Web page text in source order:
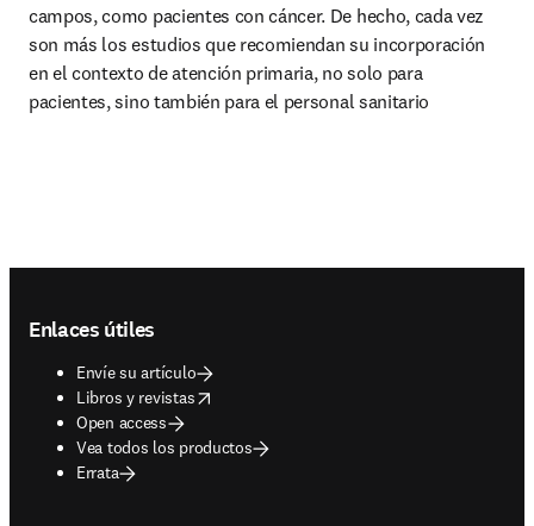
campos, como pacientes con cáncer. De hecho, cada vez
son más los estudios que recomiendan su incorporación
en el contexto de atención primaria, no solo para
pacientes, sino también para el personal sanitario
Enlaces útiles
Envíe su artículo
Libros y revistas
opens in new tab/window
Open access
Vea todos los productos
Errata